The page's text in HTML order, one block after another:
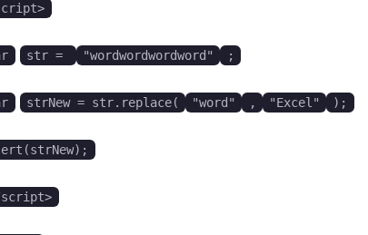
str = "wordwordwordword" ;
strNew = str.replace( "word" , "Excel" );